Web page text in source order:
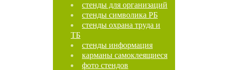
стенды для организаций
стенды символика РБ
стенды охрана труда и
ТБ
стенды информация
карманы самоклеящиеся
фото стендов